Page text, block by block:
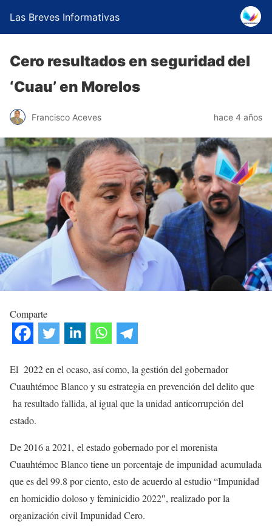
Las Breves Informativas
Cero resultados en seguridad del
‘Cuau’ en Morelos
Francisco Aceves hace 4 años
Comparte
El 2022 en el ocaso, así como, la gestión del gobernador
Cuauhtémoc Blanco y su estrategia en prevención del delito que
ha resultado fallida, al igual que la unidad anticorrupción del
estado.
De 2016 a 2021, el estado gobernado por el morenista
Cuauhtémoc Blanco tiene un porcentaje de impunidad acumulada
que es del 99.8 por ciento, esto de acuerdo al estudio “Impunidad
en homicidio doloso y feminicidio 2022″, realizado por la
organización civil Impunidad Cero.